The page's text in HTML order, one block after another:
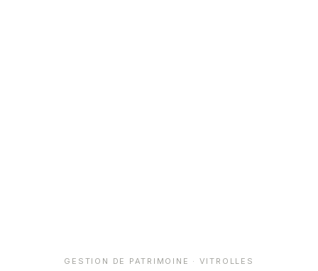
GESTION DE PATRIMOINE · VITROLLES